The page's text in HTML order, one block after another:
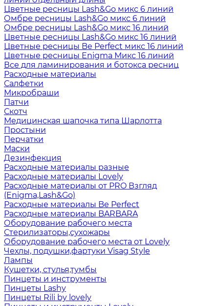
Цветные ресницы Lash&Go микс 6 линий
Омбре ресницы Lash&Go микс 6 линий
Омбре ресницы Lash&Go микс 16 линий
Цветные ресницы Lash&Go микс 16 линий
Цветные ресницы Be Perfect микс 16 линий
Цветные ресницы Enigma Микс 16 линий
Все для ламинирования и ботокса ресниц
Расходные материалы
Салфетки
Микробраши
Патчи
Скотч
Медицинская шапочка типа Шарлотта
Простыни
Перчатки
Маски
Дезинфекция
Расходные материалы разные
Расходные материалы Lovely
Расходные материалы от PRO Взгляд
(Enigma,Lash&Go)
Расходные материалы Be Perfect
Расходные материалы BARBARA
Оборудование рабочего места
Стерилизаторы,сухожары
Оборудование рабочего места от Lovely
Чехлы, подушки,фартуки Visag Style
Лампы
Кушетки, стулья,тумбы
Пинцеты и инструменты
Пинцеты Lashy
Пинцеты Rili by lovely